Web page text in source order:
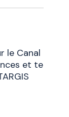
le Canal
et te